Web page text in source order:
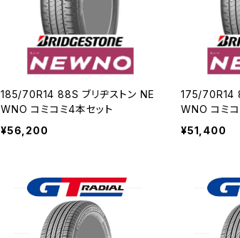
185/70R14 88S ブリヂストン NE
WNO コミコミ4本セット
¥56,200
175/70R14
WNO
¥51,400